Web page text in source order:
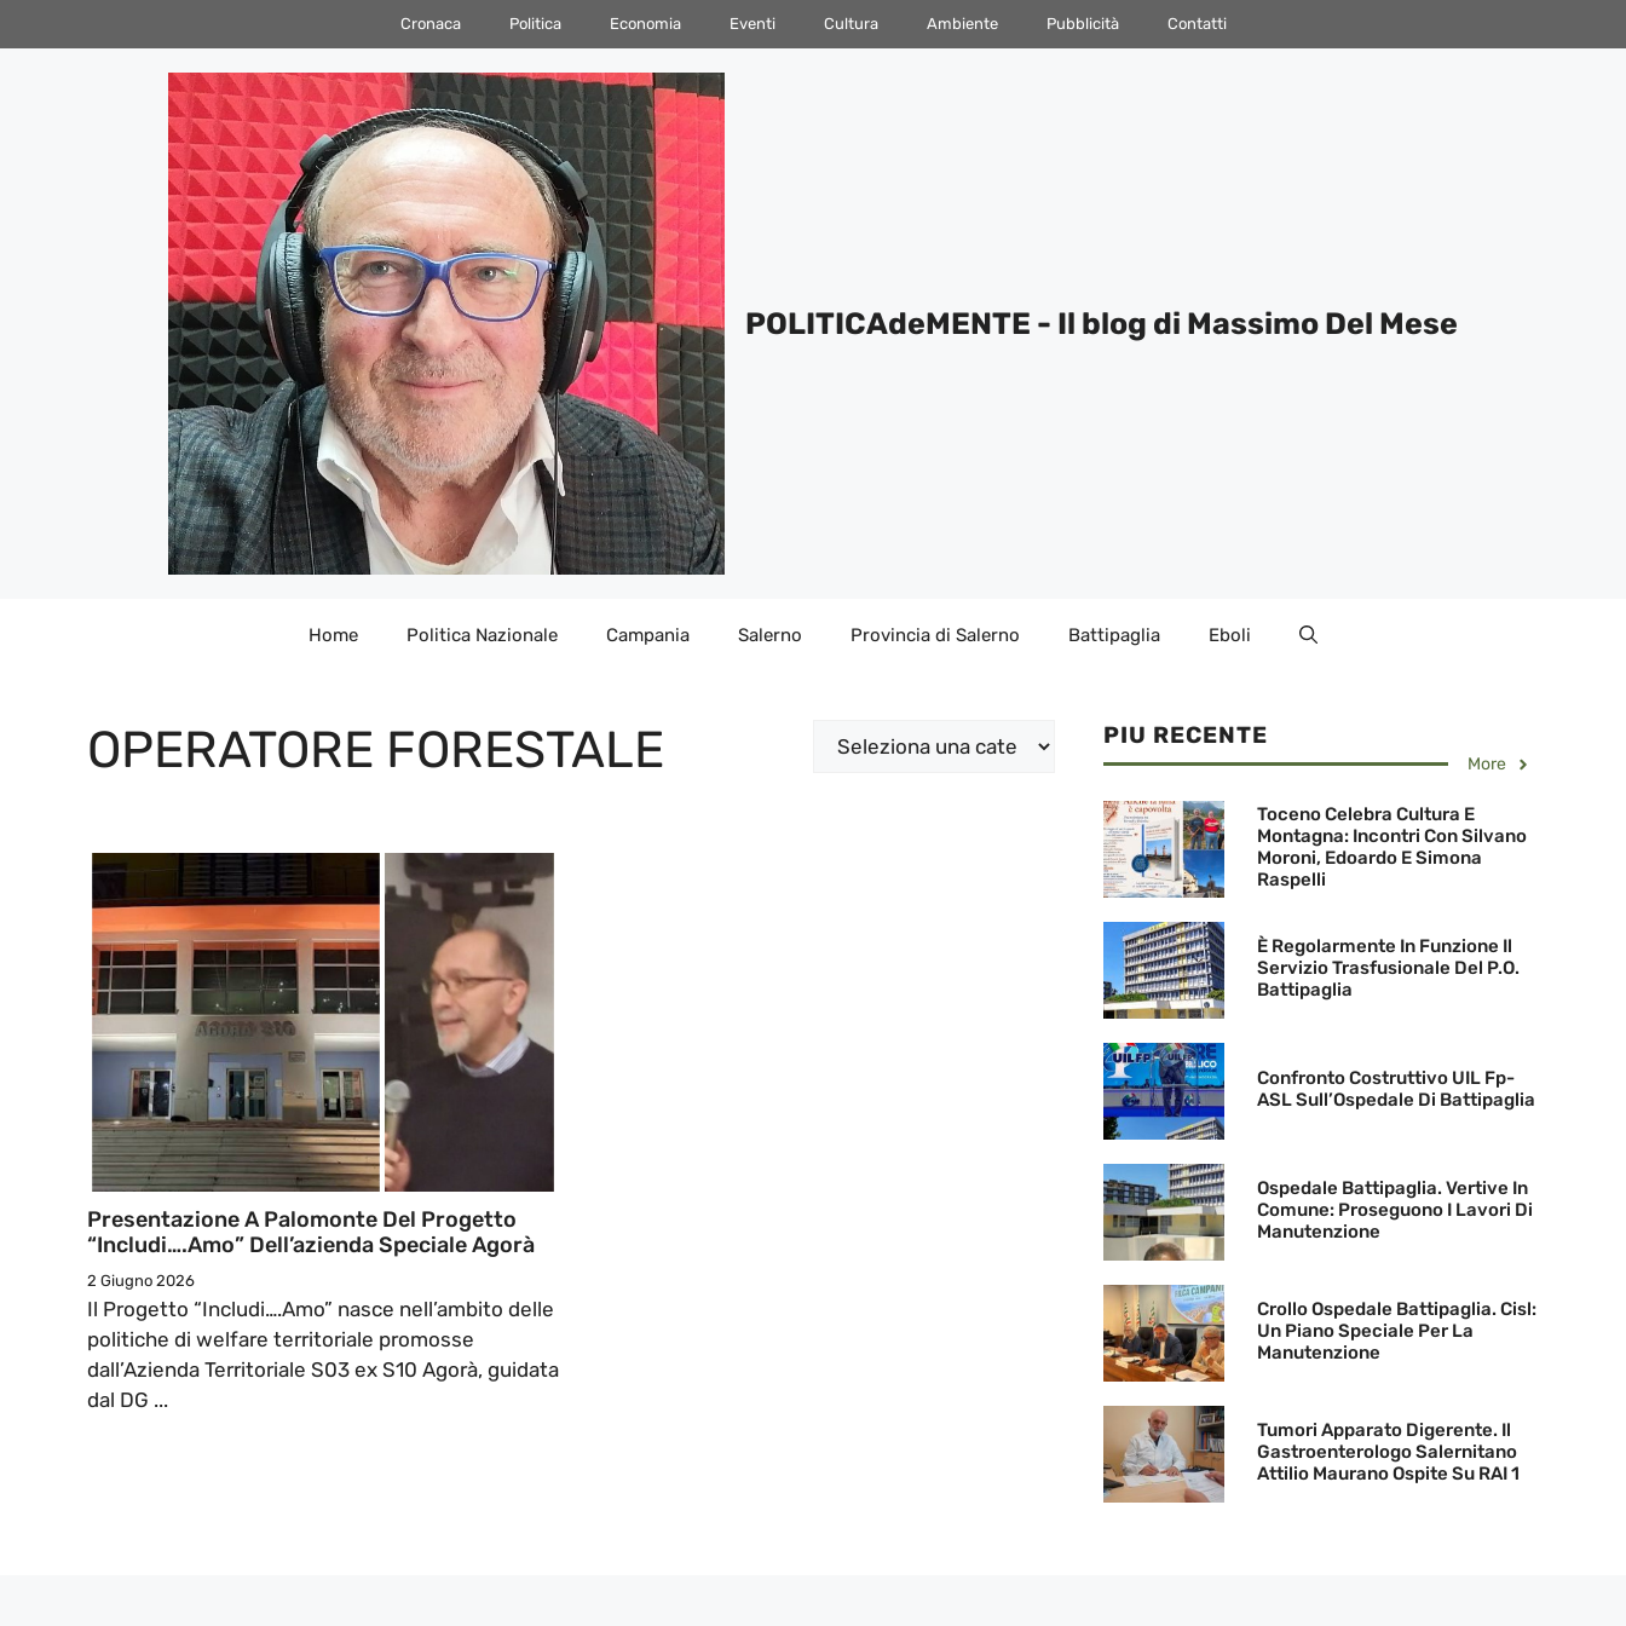
al
Cronaca Politica Economia Eventi Cultura Ambiente Pubblicità Contatti
POLITICAdeMENTE - Il blog di Massimo Del Mese
Home Politica Nazionale Campania Salerno Provincia di Salerno Battipaglia Eboli
OPERATORE FORESTALE Categorie
Presentazione A Palomonte Del Progetto
“Includi….Amo” Dell’azienda Speciale Agorà
2 Giugno 2026
Il Progetto “Includi….Amo” nasce nell’ambito delle
politiche di welfare territoriale promosse
dall’Azienda Territoriale S03 ex S10 Agorà, guidata
dal DG ...
PIU RECENTE
More
Toceno Celebra Cultura E
Montagna: Incontri Con Silvano
Moroni, Edoardo E Simona
Raspelli
È Regolarmente In Funzione Il
Servizio Trasfusionale Del P.O.
Battipaglia
Confronto Costruttivo UIL Fp-
ASL Sull’Ospedale Di Battipaglia
Ospedale Battipaglia. Vertive In
Comune: Proseguono I Lavori Di
Manutenzione
Crollo Ospedale Battipaglia. Cisl:
Un Piano Speciale Per La
Manutenzione
Tumori Apparato Digerente. Il
Gastroenterologo Salernitano
Attilio Maurano Ospite Su RAI 1